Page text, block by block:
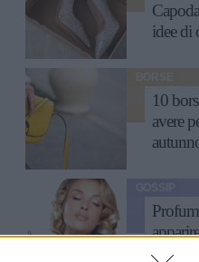
idee di
BORSE
10
avere